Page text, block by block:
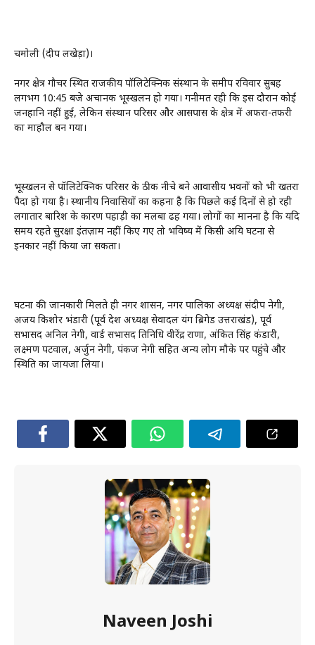
चमोली (प्रदीप लखेड़ा)।
नगर क्षेत्र गौचर स्थित राजकीय पॉलिटेक्निक संस्थान के समीप रविवार सुबह
लगभग 10:45 बजे अचानक भूस्खलन हो गया। गनीमत रही कि इस दौरान कोई
जनहानि नहीं हुई, लेकिन संस्थान परिसर और आसपास के क्षेत्र में अफरा-तफरी
का माहौल बन गया।
भूस्खलन से पॉलिटेक्निक परिसर के ठीक नीचे बने आवासीय भवनों को भी खतरा
पैदा हो गया है। स्थानीय निवासियों का कहना है कि पिछले कई दिनों से हो रही
लगातार बारिश के कारण पहाड़ी का मलबा ढह गया। लोगों का मानना है कि यदि
समय रहते सुरक्षा इंतज़ाम नहीं किए गए तो भविष्य में किसी अप्रिय घटना से
इनकार नहीं किया जा सकता।
घटना की जानकारी मिलते ही नगर प्रशासन, नगर पालिका अध्यक्ष संदीप नेगी,
अजय किशोर भंडारी (पूर्व प्रदेश अध्यक्ष सेवादल यंग ब्रिगेड उत्तराखंड), पूर्व
सभासद अनिल नेगी, वार्ड सभासद प्रतिनिधि वीरेंद्र राणा, अंकित सिंह कंडारी,
लक्ष्मण पटवाल, अर्जुन नेगी, पंकज नेगी सहित अन्य लोग मौके पर पहुंचे और
स्थिति का जायजा लिया।
Naveen Joshi